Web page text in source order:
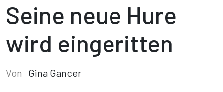
Seine neue Hure
wird eingeritten
Von Gina Gancer